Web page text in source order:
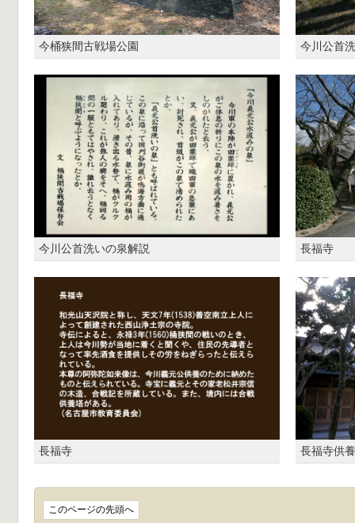
今桶狭間古戦場公園 今川公首
今川公首洗いの泉解説 長福寺
長福寺 長福寺供
このページの先頭へ